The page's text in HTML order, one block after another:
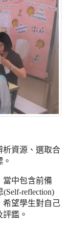
析資源、選取合
當中包含前備
(Self-reflection)
希望學生對自己
鑑。